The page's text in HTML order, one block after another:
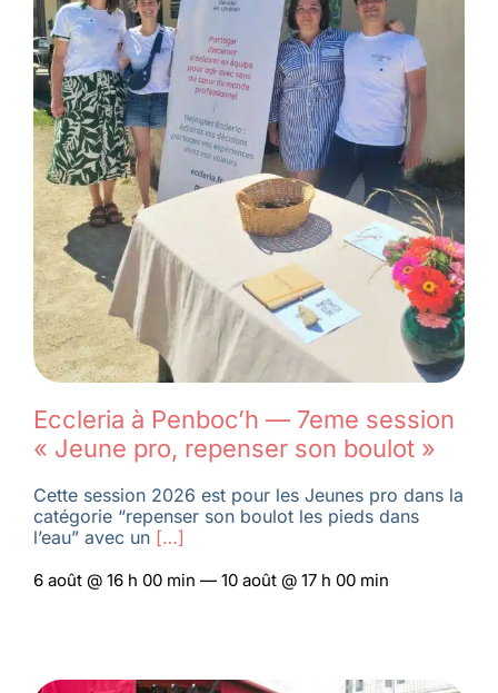
Eccleria à Penboc’h — 7eme session
« Jeune pro, repenser son boulot »
Cette session 2026 est pour les Jeunes pro dans la
catégorie “repenser son boulot les pieds dans
l’eau” avec un[…]
6 août @ 16 h 00 min — 10 août @ 17 h 00 min